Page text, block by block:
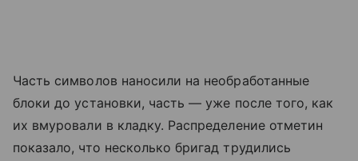
Часть символов наносили на необработанные
блоки до установки, часть — уже после того, как
их вмуровали в кладку. Распределение отметин
показало, что несколько бригад трудились